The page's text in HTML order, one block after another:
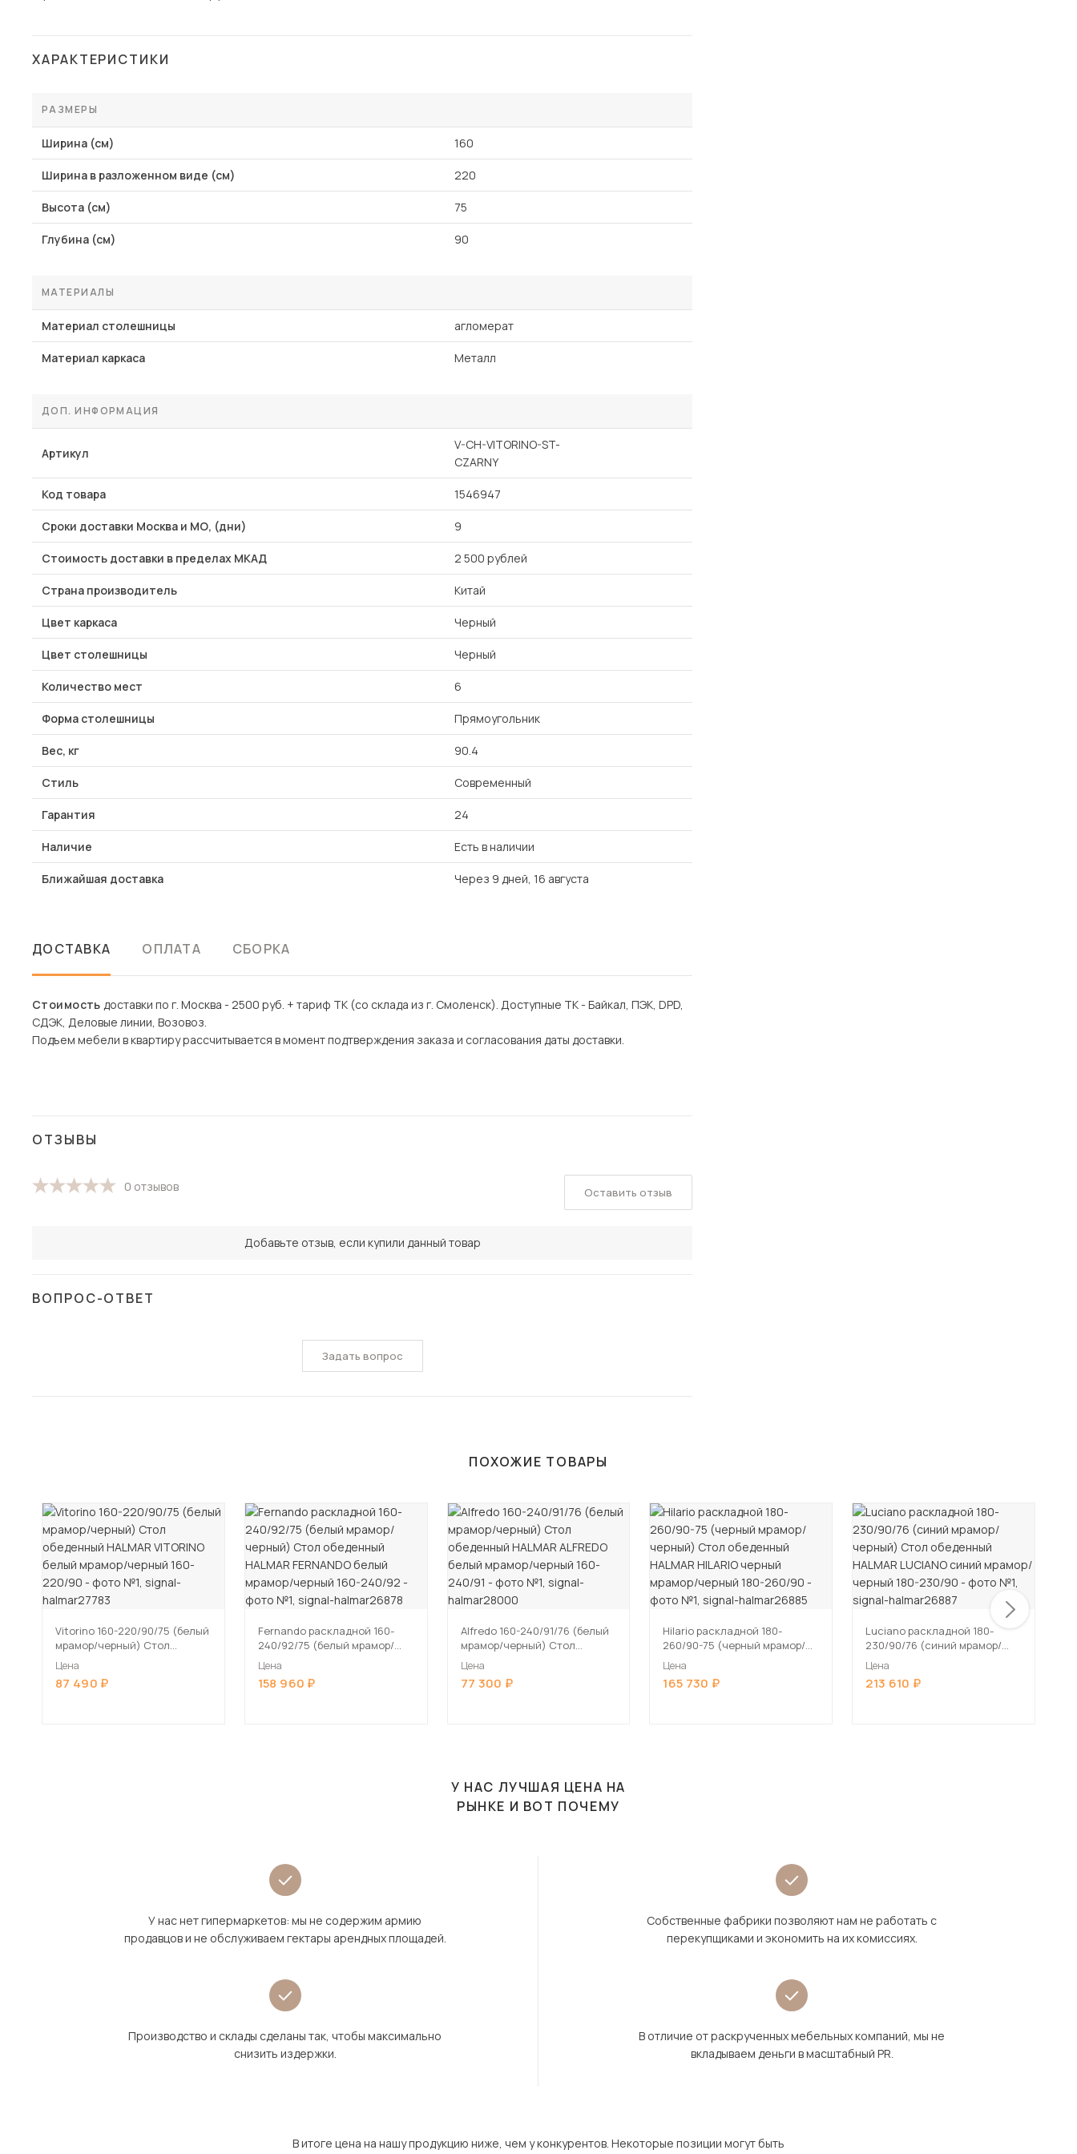
ХАРАКТЕРИСТИКИ
РАЗМЕРЫ
Ширина (см) 160
Ширина в разложенном виде (см) 220
Высота (см) 75
Глубина (см) 90
МАТЕРИАЛЫ
Материал столешницы агломерат
Материал каркаса Металл
ДОП. ИНФОРМАЦИЯ
Артикул
V-CH-VITORINO-ST-
CZARNY
Код товара 1546947
Сроки доставки Москва и МО, (дни) 9
Стоимость доставки в пределах МКАД 2 500 рублей
Страна производитель Китай
Цвет каркаса Черный
Цвет столешницы Черный
Количество мест 6
Форма столешницы Прямоугольник
Вес, кг 90.4
Стиль Современный
Гарантия 24
Наличие Есть в наличии
Ближайшая доставка Через 9 дней, 16 августа
ДОСТАВКА ОПЛАТА СБОРКА
Стоимость доставки по г. Москва - 2500 руб. + тариф ТК (со склада из г. Смоленск). Доступные ТК - Байкал, ПЭК, DPD,
СДЭК, Деловые линии, Возовоз.
Подъем мебели в квартиру рассчитывается в момент подтверждения заказа и согласования даты доставки.
ОТЗЫВЫ
0 отзывов
Добавьте отзыв, если купили данный товар
Оставить отзыв
ВОПРОС-ОТВЕТ
Задать вопрос
ПОХОЖИЕ ТОВАРЫ
Vitorino 160-220/90/75 (белый
мрамор/черный) Стол
обеденный HALMAR VITORINO
белый мрамор/черный 160-
220/90
Цена
87 490
Fernando раскладной 160-
240/92/75 (белый мрамор/
черный) Стол обеденный
HALMAR FERNANDO белый
мрамор/черный 160-240/92
Цена
158 960
Alfredo 160-240/91/76 (белый
мрамор/черный) Стол
обеденный HALMAR ALFREDO
белый мрамор/черный 160-
240/91
Цена
77 300
Hilario раскладной 180-
260/90-75 (черный мрамор/
черный) Стол обеденный
HALMAR HILARIO черный
мрамор/черный 180-260/90
Цена
165 730
Luciano раскладной 180-
230/90/76 (синий мрамор/
черный) Стол обеденный
HALMAR LUCIANO синий
мрамор/черный 180-230/90
Цена
213 610
У НАС ЛУЧШАЯ ЦЕНА НА
РЫНКЕ И ВОТ ПОЧЕМУ
У нас нет гипермаркетов: мы не содержим армию
продавцов и не обслуживаем гектары арендных площадей.
Собственные фабрики позволяют нам не работать с
перекупщиками и экономить на их комиссиях.
Производство и склады сделаны так, чтобы максимально
снизить издержки.
В отличие от раскрученных мебельных компаний, мы не
вкладываем деньги в масштабный PR.
В итоге цена на нашу продукцию ниже, чем у конкурентов. Некоторые позиции могут быть